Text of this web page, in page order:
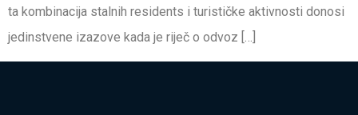
ta kombinacija stalnih residents i turističke aktivnosti donosi
jedinstvene izazove kada je riječ o odvoz […]